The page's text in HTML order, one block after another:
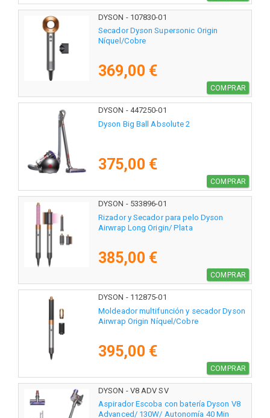
DYSON - 107830-01
Secador Dyson Supersonic Origin
Níquel/Cobre
369,00 €
COMPRAR
DYSON - 447250-01
Dyson Big Ball Absolute 2
375,00 €
COMPRAR
DYSON - 533896-01
Rizador y Secador para pelo Dyson
Airwrap Long Origin/ Plata
385,00 €
COMPRAR
DYSON - 112875-01
Moldeador multifunción y secador Dyson
Airwrap Origin Níquel/Cobre
395,00 €
COMPRAR
DYSON - V8 ADV SV
Aspirador Escoba con batería Dyson V8
Advanced/ 130W/ Autonomía 40 Min